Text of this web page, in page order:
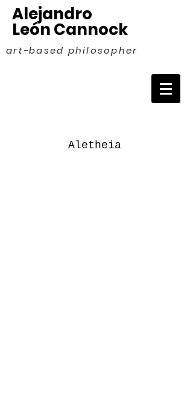
Alejandro
León Cannock
art-based philosopher
Aletheia